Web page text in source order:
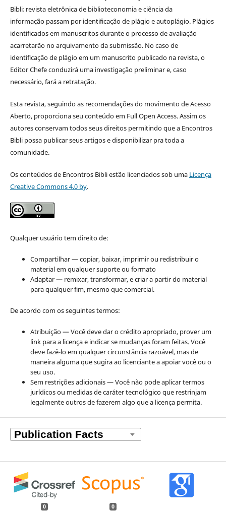
Bibli: revista eletrônica de biblioteconomia e ciência da
informaçãopassam por identificação de plágio e autoplágio. Plágios
identificados em manuscritos durante o processo de avaliação
acarretarão no arquivamento da submissão. No caso de
identificação de plágio em um manuscrito publicado na revista, o
Editor Chefe conduzirá uma investigação preliminar e, caso
necessário, fará a retratação.
Esta revista, seguindo as recomendações do movimento de Acesso
Aberto, proporciona seu conteúdo em Full Open Access. Assim os
autores conservam todos seus direitos permitindo que a Encontros
Bibli possa publicar seus artigos e disponibilizar pra toda a
comunidade.
Os conteúdos de Encontros Bibli estão licenciados sob uma Licença
Creative Commons 4.0 by.
Qualquer usuário tem direito de:
Compartilhar — copiar, baixar, imprimir ou redistribuir o
material em qualquer suporte ou formato
Adaptar — remixar, transformar, e criar a partir do material
para qualquer fim, mesmo que comercial.
De acordo com os seguintes termos:
Atribuição — Você deve dar o crédito apropriado, prover um
link para a licença e indicar se mudanças foram feitas. Você
deve fazê-lo em qualquer circunstância razoável, mas de
maneira alguma que sugira ao licenciante a apoiar você ou o
seu uso.
Sem restrições adicionais — Você não pode aplicar termos
jurídicos ou medidas de caráter tecnológico que restrinjam
legalmente outros de fazerem algo que a licença permita.
0 0